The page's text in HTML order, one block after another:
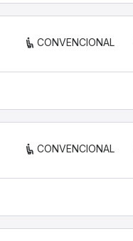
CONVENCIONAL
CONVENCIONAL